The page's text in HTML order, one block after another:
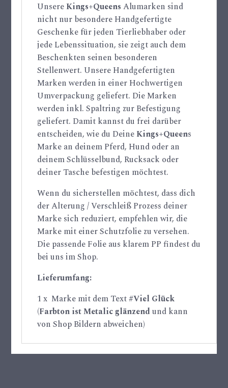
Unsere Kings+Queens Alumarken sind
nicht nur besondere Handgefertigte
Geschenke für jeden Tierliebhaber oder
jede Lebenssituation, sie zeigt auch dem
Beschenkten seinen besonderen
Stellenwert. Unsere Handgefertigten
Marken werden in einer Hochwertigen
Umverpackung geliefert. Die Marken
werden inkl. Spaltring zur Befestigung
geliefert. Damit kannst du frei darüber
entscheiden, wie du Deine Kings+Queens
Marke an deinem Pferd, Hund oder an
deinem Schlüsselbund, Rucksack oder
deiner Tasche befestigen möchtest.
Wenn du sicherstellen möchtest, dass dich
der Alterung / Verschleiß Prozess deiner
Marke sich reduziert, empfehlen wir, die
Marke mit einer Schutzfolie zu versehen.
Die passende Folie aus klarem PP findest du
bei uns im Shop.
Lieferumfang:
1 x Marke mit dem Text#Viel Glück
(Farbton ist Metalic glänzendund kann
von Shop Bildern abweichen)